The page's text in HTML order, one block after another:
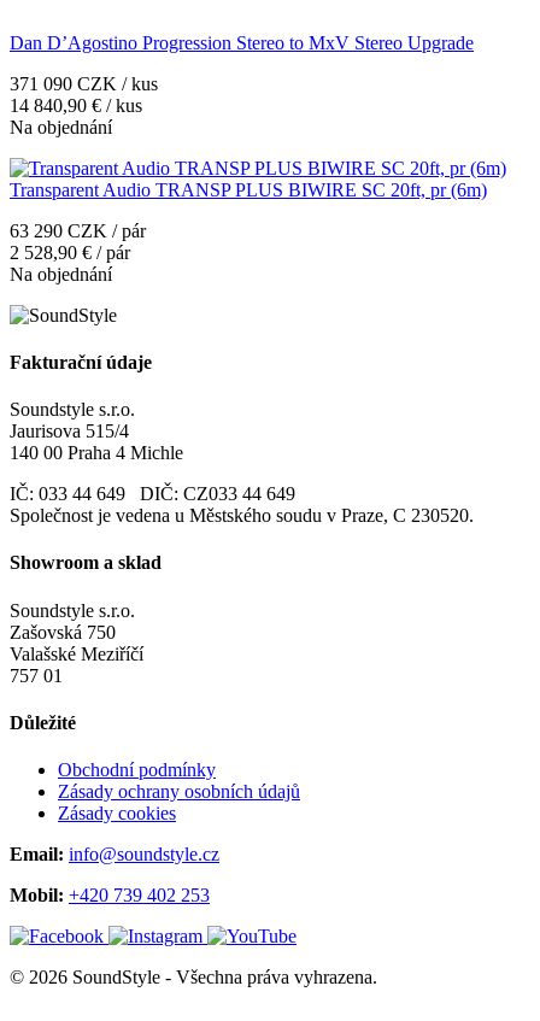
Dan D’Agostino Progression Stereo to MxV Stereo Upgrade
371 090 CZK / kus
14 840,90 € / kus
Na objednání
Transparent Audio TRANSP PLUS BIWIRE SC 20ft, pr (6m)
63 290 CZK / pár
2 528,90 € / pár
Na objednání
Fakturační údaje
Soundstyle s.r.o.
Jaurisova 515/4
140 00 Praha 4 Michle
IČ: 033 44 649 DIČ: CZ033 44 649
Společnost je vedena u Městského soudu v Praze, C 230520.
Showroom a sklad
Soundstyle s.r.o.
Zašovská 750
Valašské Meziříčí
757 01
Důležité
Obchodní podmínky
Zásady ochrany osobních údajů
Zásady cookies
Email: info@soundstyle.cz
Mobil: +420 739 402 253
© 2026 SoundStyle - Všechna práva vyhrazena.